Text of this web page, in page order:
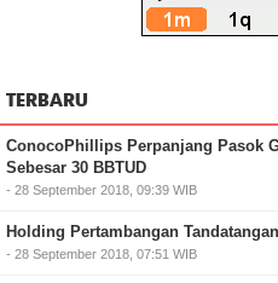
TERBARU
ConocoPhillips Perpanjang Pasok
Sebesar 30 BBTUD
- 28 September 2018, 09:39 WIB
Holding Pertambangan
- 28 September 2018, 07:51 WIB